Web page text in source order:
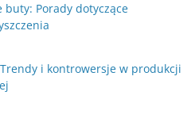
buty: Porady dotyczące
i kontrowersje w produkcji